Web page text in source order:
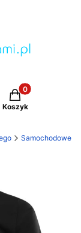
Produkty w
Koszyk
Samochodowe